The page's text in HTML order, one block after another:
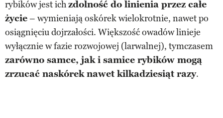
rybików jest ichzdolność do linienia przez całe
życie– wymieniają oskórek wielokrotnie, nawet po
osiągnięciu dojrzałości. Większość owadów linieje
wyłącznie w fazie rozwojowej (larwalnej), tymczasem
zarówno samce, jak i samice rybików mogą
zrzucać naskórek nawet kilkadziesiąt razy.